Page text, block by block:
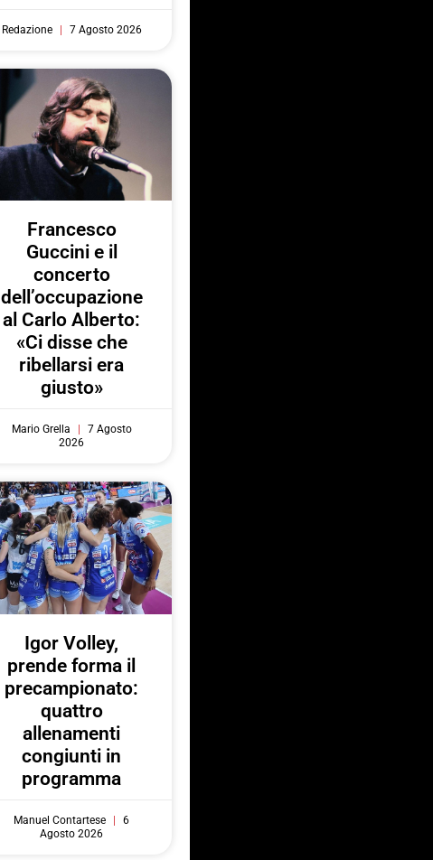
Redazione 7 Agosto 2026
Francesco
Guccini e il
concerto
dell’occupazione
al Carlo Alberto:
«Ci disse che
ribellarsi era
giusto»
Mario Grella
7 Agosto
2026
Igor Volley,
prende forma il
precampionato:
quattro
allenamenti
congiunti in
programma
Manuel Contartese
6
Agosto 2026